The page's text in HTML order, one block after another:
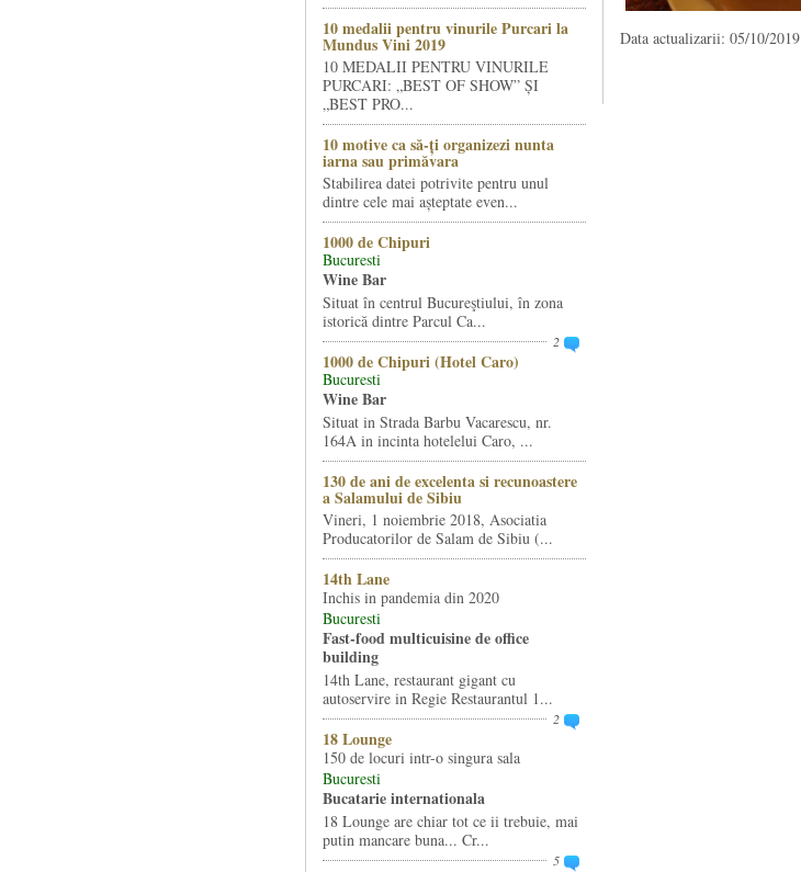
10 medalii pentru vinurile Purcari la
Mundus Vini 2019
10 MEDALII PENTRU VINURILE
PURCARI: „BEST OF SHOW” ȘI
„BEST PRO...
10 motive ca să-ți organizezi nunta
iarna sau primăvara
Stabilirea datei potrivite pentru unul
dintre cele mai așteptate even...
1000 de Chipuri
Bucuresti
Wine Bar
Situat în centrul Bucureştiului, în zona
istorică dintre Parcul Ca...
2
1000 de Chipuri (Hotel Caro)
Bucuresti
Wine Bar
Situat in Strada Barbu Vacarescu, nr.
164A in incinta hotelelui Caro, ...
130 de ani de excelenta si recunoastere
a Salamului de Sibiu
Vineri, 1 noiembrie 2018, Asociatia
Producatorilor de Salam de Sibiu (...
14th Lane
Inchis in pandemia din 2020
Bucuresti
Fast-food multicuisine de office
building
14th Lane, restaurant gigant cu
autoservire in Regie Restaurantul 1...
2
18 Lounge
150 de locuri intr-o singura sala
Bucuresti
Bucatarie internationala
18 Lounge are chiar tot ce ii trebuie, mai
putin mancare buna... Cr...
5
Data actualizarii: 05/10/2019